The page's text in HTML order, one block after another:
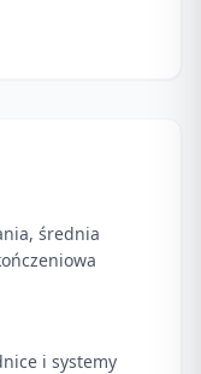
średnia
i systemy